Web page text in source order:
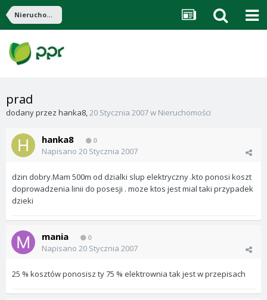
Nieruchomości
prad
dodany przez hanka8,20 Stycznia 2007w Nieruchomości
hanka8 0
Napisano 20 Stycznia 2007
dzin dobry.Mam 500m od dzialki slup elektryczny .kto ponosi koszt
doprowadzenia linii do posesji . moze ktos jest mial taki przypadek
dzieki
mania 0
Napisano 20 Stycznia 2007
25 % kosztów ponosisz ty 75 % elektrownia tak jest w przepisach